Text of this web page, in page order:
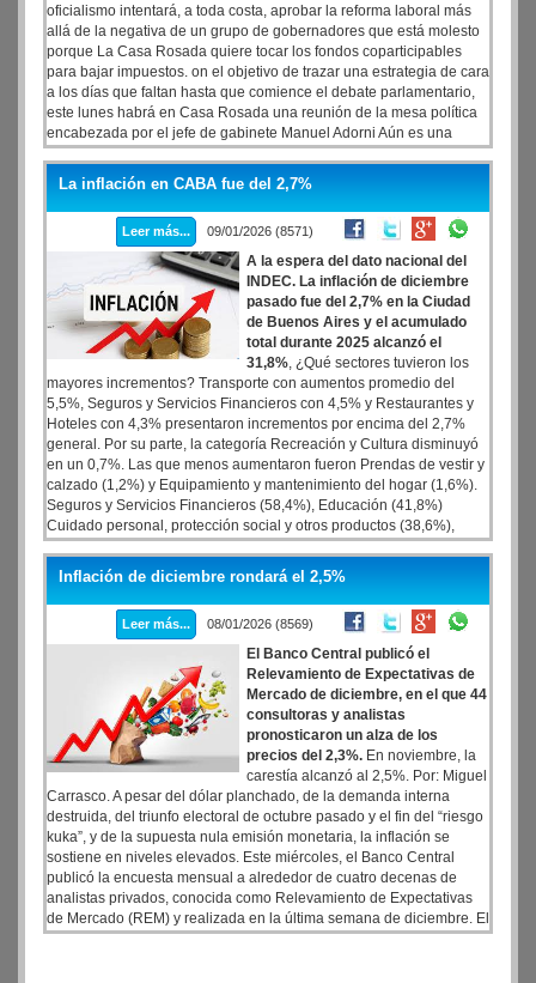
oficialismo intentará, a toda costa, aprobar la reforma laboral más
allá de la negativa de un grupo de gobernadores que está molesto
porque La Casa Rosada quiere tocar los fondos coparticipables
para bajar impuestos. on el objetivo de trazar una estrategia de cara
a los días que faltan hasta que comience el debate parlamentario,
este lunes habrá en Casa Rosada una reunión de la mesa política
encabezada por el jefe de gabinete Manuel Adorni Aún es una
incógnita si participarán de esa reunión el presidente Javier Milei y
su hermana Karina que, ya de regreso en la Argentina después de
la gira por Davos, el mismo lunes viajarán a Mar del Plata para
hacer una recorrida en el centro de esa ciudad y participar el martes
de La Derecha Fest.
La inflación en CABA fue del 2,7%
Leer más... 09/01/2026 (8571)
A la espera del dato nacional del
INDEC. La inflación de diciembre
pasado fue del 2,7% en la Ciudad
de Buenos Aires y el acumulado
total durante 2025 alcanzó el
31,8%, ¿Qué sectores tuvieron los
mayores incrementos? Transporte con aumentos promedio del
5,5%, Seguros y Servicios Financieros con 4,5% y Restaurantes y
Hoteles con 4,3% presentaron incrementos por encima del 2,7%
general. Por su parte, la categoría Recreación y Cultura disminuyó
en un 0,7%. Las que menos aumentaron fueron Prendas de vestir y
calzado (1,2%) y Equipamiento y mantenimiento del hogar (1,6%).
Seguros y Servicios Financieros (58,4%), Educación (41,8%)
Cuidado personal, protección social y otros productos (38,6%),
Restaurantes y Hoteles (36,3%)
Inflación de diciembre rondará el 2,5%
Leer más... 08/01/2026 (8569)
El Banco Central publicó el
Relevamiento de Expectativas de
Mercado de diciembre, en el que 44
consultoras y analistas
pronosticaron un alza de los
precios del 2,3%. En noviembre, la
carestía alcanzó al 2,5%. Por: Miguel
Carrasco. A pesar del dólar planchado, de la demanda interna
destruida, del triunfo electoral de octubre pasado y el fin del “riesgo
kuka”, y de la supuesta nula emisión monetaria, la inflación se
sostiene en niveles elevados. Este miércoles, el Banco Central
publicó la encuesta mensual a alrededor de cuatro decenas de
analistas privados, conocida como Relevamiento de Expectativas
de Mercado (REM) y realizada en la última semana de diciembre. El
dato relevante es que esos analistas estimaron una inflación de